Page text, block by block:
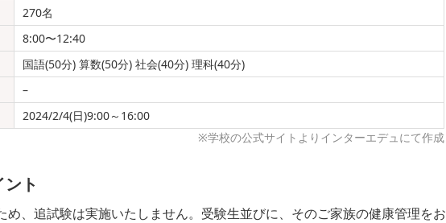
270名
8:00〜12:40
国語(50分) 算数(50分) 社会(40分) 理科(40分)
–
2024/2/4(日)9:00～16:00
※学校の公式サイトよりインターエデュにて作成
ト
め、追試験は実施いたしません。受験生並びに、そのご家族の健康管理をお